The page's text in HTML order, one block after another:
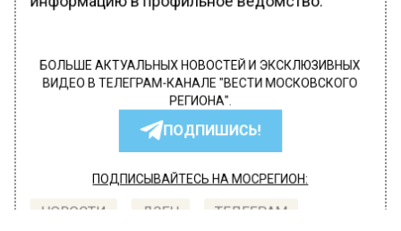
БОЛЬШЕ АКТУАЛЬНЫХ НОВОСТЕЙ И ЭКСКЛЮЗИВНЫХ
ВИДЕО В ТЕЛЕГРАМ-КАНАЛЕ "ВЕСТИ МОСКОВСКОГО
РЕГИОНА".
ПОДПИШИСЬ!
ПОДПИСЫВАЙТЕСЬ НА МОСРЕГИОН:
НОВОСТИ ДЗЕН ТЕЛЕГРАМ